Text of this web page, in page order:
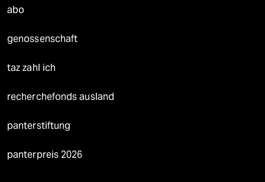
abo
genossenschaft
taz zahl ich
recherchefonds ausland
panterstiftung
panterpreis 2026